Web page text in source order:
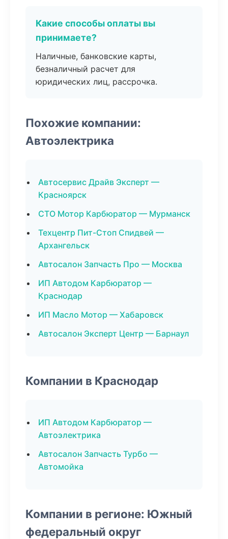
Какие способы оплаты вы
принимаете?
Наличные, банковские карты,
безналичный расчет для
юридических лиц, рассрочка.
Похожие компании:
Автоэлектрика
Автосервис Драйв Эксперт —
Красноярск
СТО Мотор Карбюратор — Мурманск
Техцентр Пит-Стоп Спидвей —
Архангельск
Автосалон Запчасть Про — Москва
ИП Автодом Карбюратор —
Краснодар
ИП Масло Мотор — Хабаровск
Автосалон Эксперт Центр — Барнаул
Компании в Краснодар
ИП Автодом Карбюратор —
Автоэлектрика
Автосалон Запчасть Турбо —
Автомойка
Компании в регионе: Южный
федеральный округ